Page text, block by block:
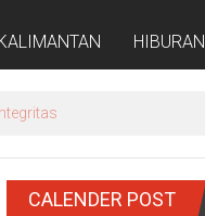
HIBURAN
CALENDER POST